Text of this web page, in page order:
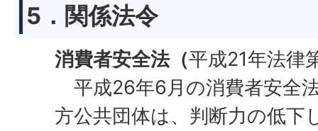
5．関係法令
消費者安全法（平成21年法律
平成26年6月の消費者安全
方公共団体は、判断力の低下